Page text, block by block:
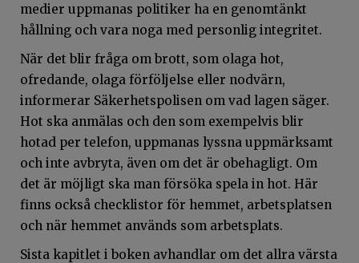
medier uppmanas politiker ha en genomtänkt
hållning och vara noga med personlig integritet.
När det blir fråga om brott, som olaga hot,
ofredande, olaga förföljelse eller nodvärn,
informerar Säkerhetspolisen om vad lagen säger.
Hot ska anmälas och den som exempelvis blir
hotad per telefon, uppmanas lyssna uppmärksamt
och inte avbryta, även om det är obehagligt. Om
det är möjligt ska man försöka spela in hot. Här
finns också checklistor för hemmet, arbetsplatsen
och när hemmet används som arbetsplats.
Sista kapitlet i boken avhandlar om det allra värsta